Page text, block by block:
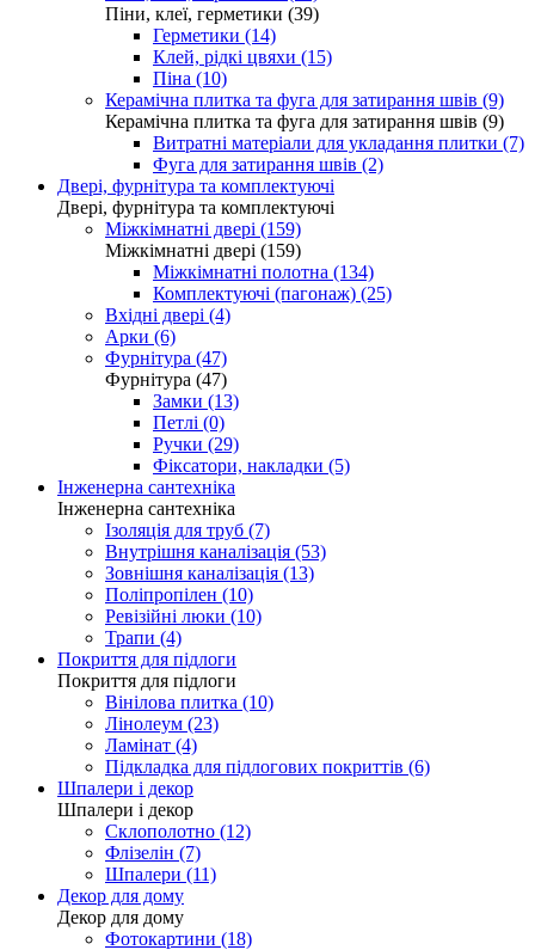
Піни, клеї, герметики (39)
Герметики (14)
Клей, рідкі цвяхи (15)
Піна (10)
Керамічна плитка та фуга для затирання швів (9)
Керамічна плитка та фуга для затирання швів (9)
Витратні матеріали для укладання плитки (7)
Фуга для затирання швів (2)
Двері, фурнітура та комплектуючі
Двері, фурнітура та комплектуючі
Міжкімнатні двері (159)
Міжкімнатні двері (159)
Міжкімнатні полотна (134)
Комплектуючі (пагонаж) (25)
Вхідні двері (4)
Арки (6)
Фурнітура (47)
Фурнітура (47)
Замки (13)
Петлі (0)
Ручки (29)
Фіксатори, накладки (5)
Інженерна сантехніка
Інженерна сантехніка
Ізоляція для труб (7)
Внутрішня каналізація (53)
Зовнішня каналізація (13)
Поліпропілен (10)
Ревізійні люки (10)
Трапи (4)
Покриття для підлоги
Покриття для підлоги
Вінілова плитка (10)
Лінолеум (23)
Ламінат (4)
Підкладка для підлогових покриттів (6)
Шпалери і декор
Шпалери і декор
Склополотно (12)
Флізелін (7)
Шпалери (11)
Декор для дому
Декор для дому
Фотокартини (18)